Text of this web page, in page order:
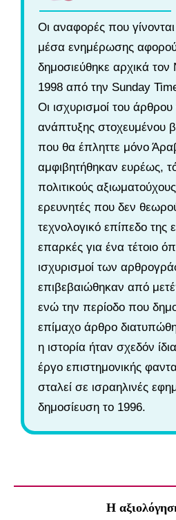
Οι αναφορές που
μέσα ενημέρωσης
δημοσιεύθηκε αρχικά τον
1998 από την Sunday
Οι ισχυρισμοί του
ανάπτυξης στοχευμένου
που θα έπληττε μόνο
αμφιβητήθηκαν ευρέως,
πολιτικούς
ερευνητές που δεν
τεχνολογικό επίπεδο της
επαρκές για ένα τέτοιο
ισχυρισμοί των
επιβεβαιώθηκαν από
ενώ την περίοδο που
επίμαχο άρθρο
η ιστορία ήταν σχεδόν
έργο επιστημονικής
σταλεί σε ισραηλινές
δημοσίευση το 1996.
Η